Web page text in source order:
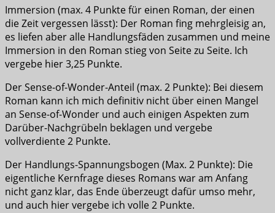
Immersion (max. 4 Punkte für einen Roman, der einen
die Zeit vergessen lässt): Der Roman fing mehrgleisig an,
es liefen aber alle Handlungsfäden zusammen und meine
Immersion in den Roman stieg von Seite zu Seite. Ich
vergebe hier 3,25 Punkte.
Der Sense-of-Wonder-Anteil (max. 2 Punkte): Bei diesem
Roman kann ich mich definitiv nicht über einen Mangel
an Sense-of-Wonder und auch einigen Aspekten zum
Darüber-Nachgrübeln beklagen und vergebe
vollverdiente 2 Punkte.
Der Handlungs-Spannungsbogen (Max. 2 Punkte): Die
eigentliche Kernfrage dieses Romans war am Anfang
nicht ganz klar, das Ende überzeugt dafür umso mehr,
und auch hier vergebe ich volle 2 Punkte.